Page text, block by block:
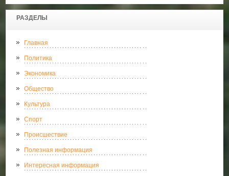
РАЗДЕЛЫ
Главная
Политика
Экономика
Общество
Культура
Спорт
Происшествие
Полезная информация
Интересная информация